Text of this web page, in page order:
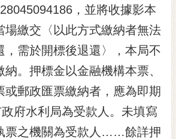
，並將收據影本
場繳交〈以此方式繳納者無法
，需於開標後退還〉，本局不
。押標金以金融機構本票、
或郵政匯票繳納者，應為即期
府水利局為受款人。未填寫
票之機關為受款人……餘詳押